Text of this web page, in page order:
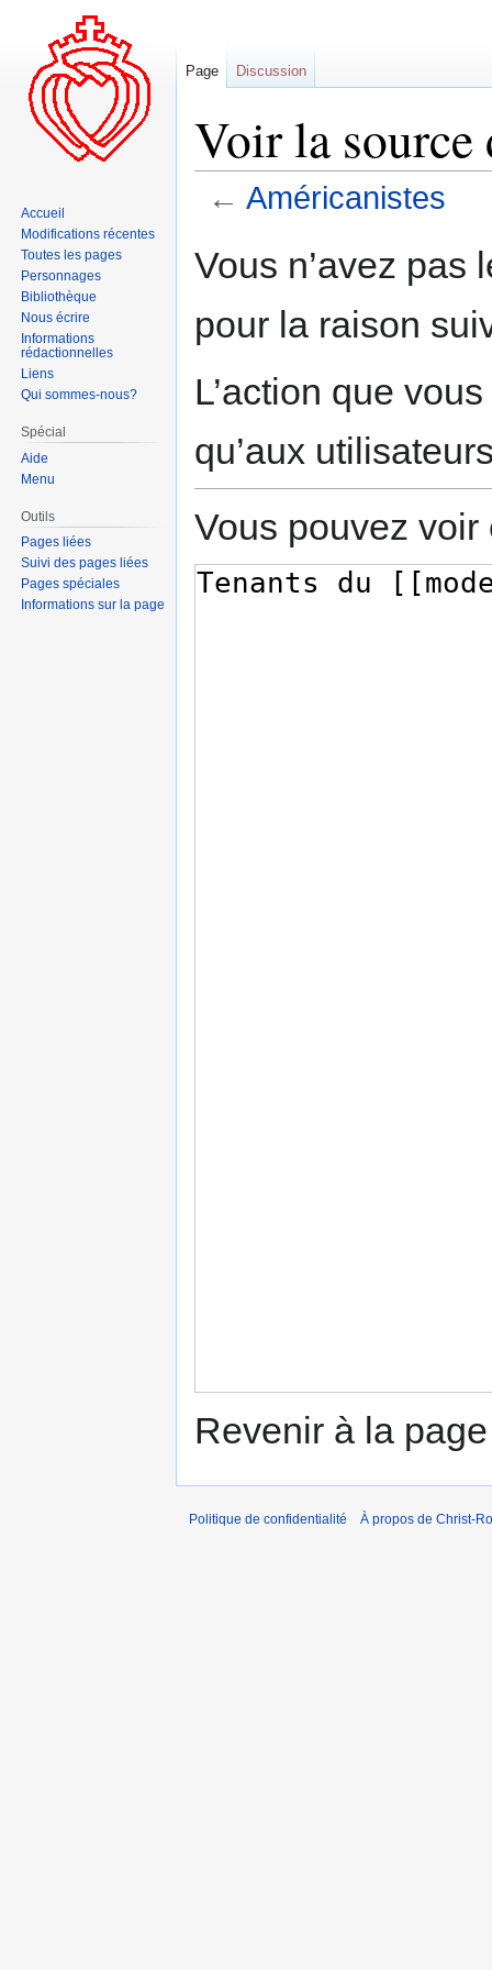
Voir la source
← Américanistes
à
navigation
à
recherche
Vous n’avez pas
pour la raison
L’action que
qu’aux
Vous pouvez
Revenir à la
Page Discussion
Accueil
Modifications récentes
Toutes les pages
Personnages
Bibliothèque
Nous écrire
Informations
rédactionnelles
Liens
Qui sommes-nous?
Spécial
Aide
Menu
Outils
Pages liées
Suivi des pages liées
Pages spéciales
Informations sur la page
Politique de confidentialité À propos de Christ-